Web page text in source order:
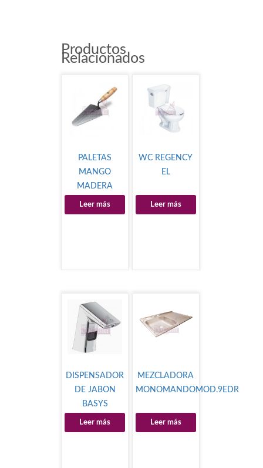
Productos
Relacionados
PALETAS
MANGO
MADERA
Leer más
WC REGENCY
EL
Leer más
DISPENSADOR
DE JABON
BASYS
Leer más
MEZCLADORA
MONOMANDOMOD.9EDR
Leer más